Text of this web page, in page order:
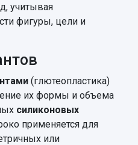
учитывая
фигуры, цели и
(глютеопластика)
их формы и объема
силиконовых
применяется для
или